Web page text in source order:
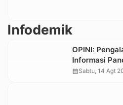
Infodemik
OPINI:
Informasi
calendar_monthSabtu, 14 Agt